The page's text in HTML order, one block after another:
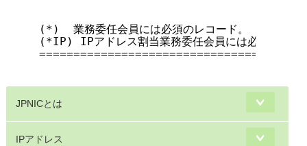
(*)  業務委任会員には必須のレコード。
(*IP) IPアドレス割当業務委任会員には必須のレコ
JPNICとは
IPアドレス